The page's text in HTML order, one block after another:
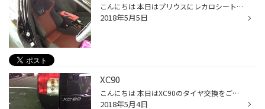
こんにちは 本日はプリウスにレカロシートを取り付け致しました！ SRー6です！ このホールド感、、、、、♪ 腰への優しさったら、１度使うと癖になります！！ 純正と比較すると、見た目も華やかですね。 車を運転していて辛くなる方！！ もしかしたら、シートが合っていないのかも？？？？ 問い合わ...
2018年5月5日
XC90
こんにちは 本日はXC90のタイヤ交換をご紹介。 タイヤはこちら アレンザS001！！！！ SUVで舗装道路を走る方にオススメです！！！ XCの足元にバッチリ決まってますね！！ また、100km点検でお待ちしております！！
2018年5月4日